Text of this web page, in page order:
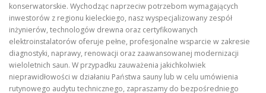
konserwatorskie. Wychodząc naprzeciw potrzebom wymagających
inwestorów z regionu kieleckiego, nasz wyspecjalizowany zespół
inżynierów, technologów drewna oraz certyfikowanych
elektroinstalatorów oferuje pełne, profesjonalne wsparcie w zakresie
diagnostyki, naprawy, renowacji oraz zaawansowanej modernizacji
wieloletnich saun. W przypadku zauważenia jakichkolwiek
nieprawidłowości w działaniu Państwa sauny lub w celu umówienia
rutynowego audytu technicznego, zapraszamy do bezpośredniego